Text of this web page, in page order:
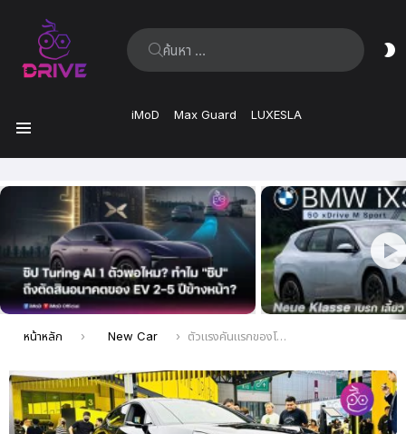
ค้นหา:
iMoD Max Guard LUXESLA
ล่าสุด
คุณอยู่ที่นี่:
หน้าหลัก New Car ตัวแรงคันแรกของโลก LOTUS ELETRE รถยนต์ไฟ้ฟ้า Hyper SUV ในงาน Shanghai Auto Show 2023